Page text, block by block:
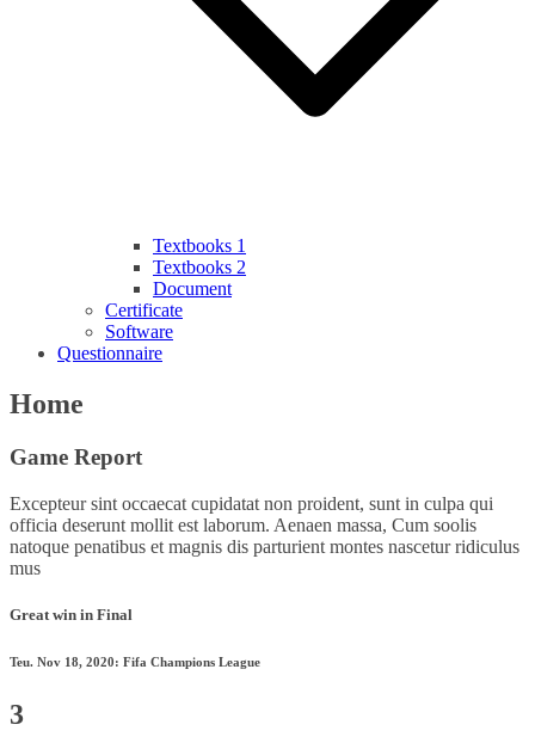
Textbooks 1
Textbooks 2
Document
Certificate
Software
Questionnaire
Home
Game Report
Excepteur sint occaecat cupidatat non proident, sunt in culpa qui
officia deserunt mollit est laborum. Aenaen massa, Cum soolis
natoque penatibus et magnis dis parturient montes nascetur ridiculus
mus
Great win in Final
Teu. Nov 18, 2020: Fifa Champions League
3